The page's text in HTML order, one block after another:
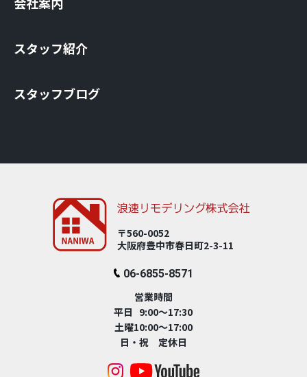
スタッフ紹介
スタッフブログ
〒560-0052
大阪府豊中市春⽇町2-3-11
06-6855-8571
営業時間
平日 9:00～17:30
土曜10:00～17:00
日・祝 定休日